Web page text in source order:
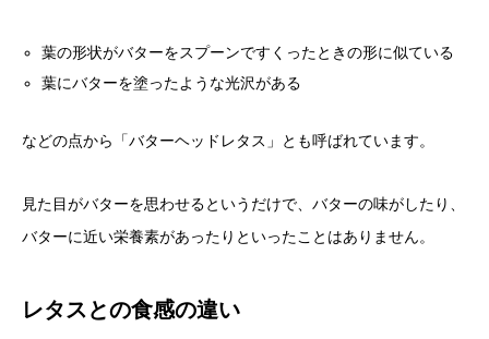
葉の形状がバターをスプーンですくったときの形に似ている
葉にバターを塗ったような光沢がある
などの点から「バターヘッドレタス」とも呼ばれています。
見た目がバターを思わせるというだけで、バターの味がしたり、
バターに近い栄養素があったりといったことはありません。
レタスとの食感の違い